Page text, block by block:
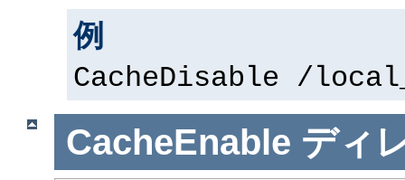
例
CacheDisable /
CacheEnable ディ